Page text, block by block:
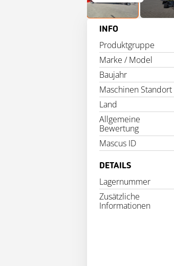
INFO
Produktgruppe
Marke / Model
Baujahr
Maschinen Standort
Land
Allgemeine
Bewertung
Mascus ID
DETAILS
Lagernummer
Zusätzliche
Informationen